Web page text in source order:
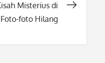
Misterius di
foto Hilang